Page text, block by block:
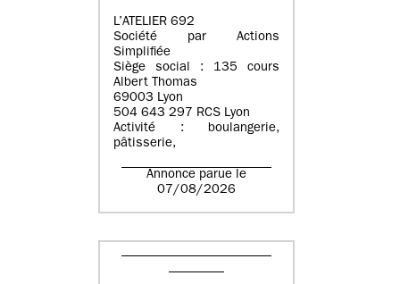
L’ATELIER 692
Société par Actions
Simplifiée
Siège social : 135 cours
Albert Thomas
69003 Lyon
504 643 297 RCS Lyon
Activité : boulangerie,
pâtisserie,
Annonce parue le
07/08/2026